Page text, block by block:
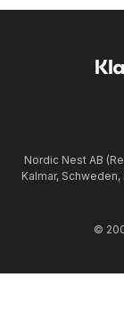
Nordic Nest AB
Kalmar,
©